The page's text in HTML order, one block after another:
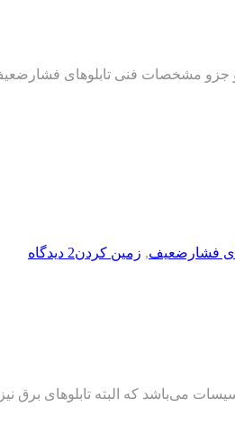
و جزو مشخصات فنی تابلوهای
فشارضعیف, زمین کردن2 دیدگاه
می‌باشد که البته تابلوهای برق